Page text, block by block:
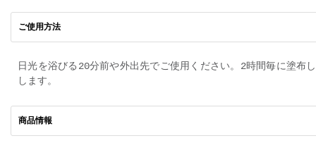
ご使用方法
日光を浴びる20分前や外出先でご使用ください。2時間毎に塗布
します。
商品情報